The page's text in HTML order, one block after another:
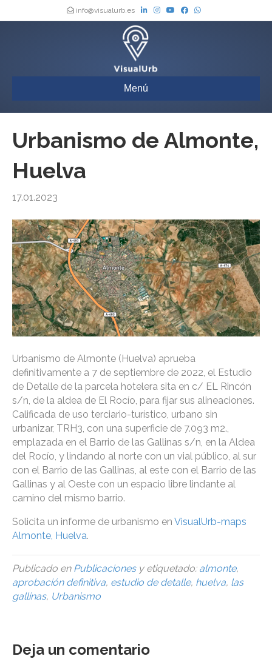
info@visualurb.es
Menú
Urbanismo de Almonte,
Huelva
17.01.2023
Urbanismo de Almonte (Huelva) aprueba
definitivamente a 7 de septiembre de 2022, el Estudio
de Detalle de la parcela hotelera sita en c/ EL Rincón
s/n, de la aldea de El Rocío, para fijar sus alineaciones.
Calificada de uso terciario-turístico, urbano sin
urbanizar, TRH3, con una superficie de 7.093 m2.,
emplazada en el Barrio de las Gallinas s/n, en la Aldea
del Rocío, y lindando al norte con un vial público, al sur
con el Barrio de las Gallinas, al este con el Barrio de las
Gallinas y al Oeste con un espacio libre lindante al
camino del mismo barrio.
Solicita un informe de urbanismo en VisualUrb-maps
Almonte, Huelva.
Publicado en Publicacionesy etiquetado: almonte,
aprobación definitiva, estudio de detalle, huelva, las
gallinas, Urbanismo
Deja un comentario